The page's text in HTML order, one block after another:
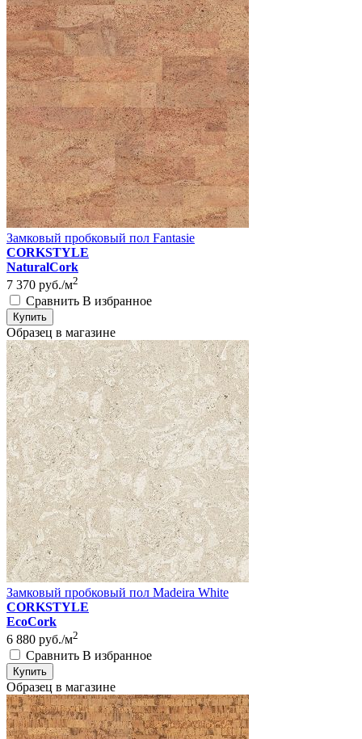
Замковый пробковый пол Fantasie
CORKSTYLE
NaturalCork
7 370 руб./м2
Сравнить В избранное
Купить
Образец в магазине
Замковый пробковый пол Madeira White
CORKSTYLE
EcoCork
6 880 руб./м2
Сравнить В избранное
Купить
Образец в магазине